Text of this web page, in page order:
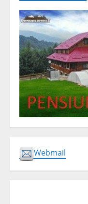
Webmail